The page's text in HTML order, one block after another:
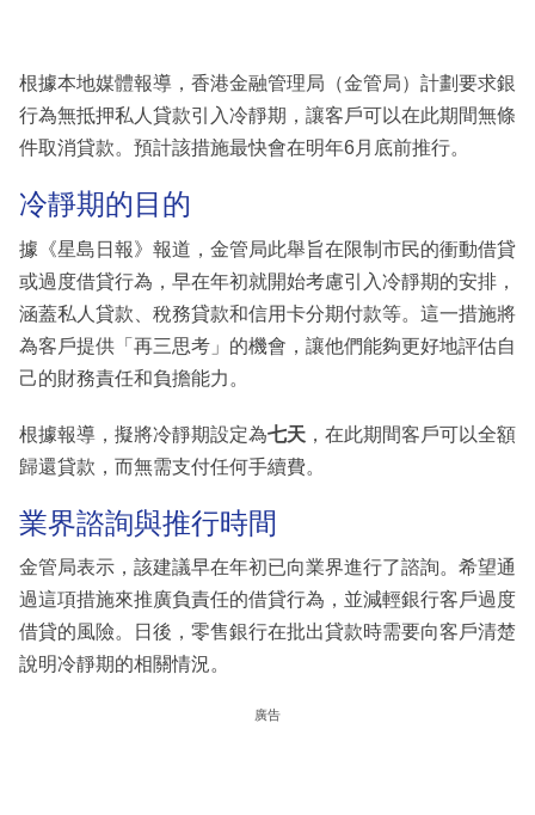
區
根據本地媒體報導，香港金融管理局（金管局）計劃要求銀
行為無抵押私人貸款引入冷靜期，讓客戶可以在此期間無條
件取消貸款。預計該措施最快會在明年6月底前推行。
冷靜期的目的
據《星島日報》報道，金管局此舉旨在限制市民的衝動借貸
或過度借貸行為，早在年初就開始考慮引入冷靜期的安排，
涵蓋私人貸款、稅務貸款和信用卡分期付款等。這一措施將
為客戶提供「再三思考」的機會，讓他們能夠更好地評估自
己的財務責任和負擔能力。
根據報導，擬將冷靜期設定為七天 ，在此期間客戶可以全額
歸還貸款，而無需支付任何手續費。
業界諮詢與推行時間
金管局表示，該建議早在年初已向業界進行了諮詢。希望通
過這項措施來推廣負責任的借貸行為，並減輕銀行客戶過度
借貸的風險。日後，零售銀行在批出貸款時需要向客戶清楚
說明冷靜期的相關情況。
廣告